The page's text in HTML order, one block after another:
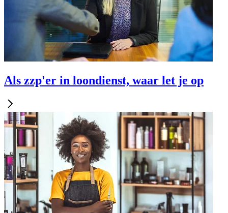
Als zzp'er in loondienst, waar let je op